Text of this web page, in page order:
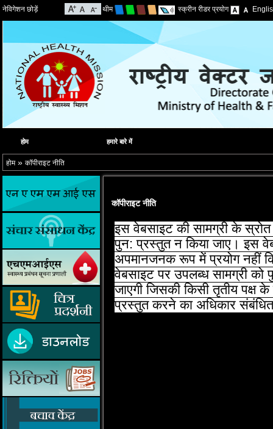
नेविगेशन छोड़ें थीम स्क्रीन रीडर प्रयोग
होम हमारे बारे में
होम» कॉपीराइट नीति
कॉपीराइट नीति
इस वेबसाइट की सामग्री के
पुन: प्रस्‍तुत न किया जाए। इस
अपमानजनक रूप में प्रयोग नहीं
वेबसाइट पर उपलब्‍ध सामग्री को
जाएगी जिसकी किसी तृतीय पक्ष
प्रस्‍तुत करने का अधिकार संबंधित